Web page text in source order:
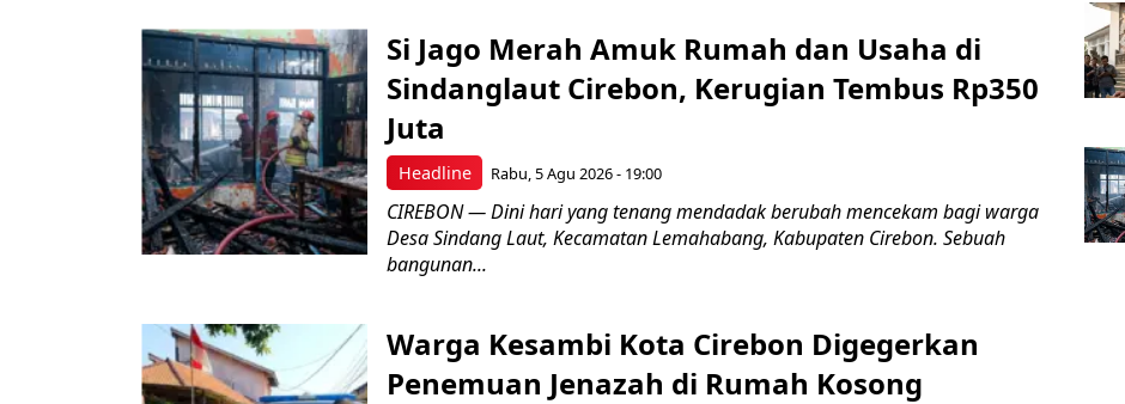
Headline
Si Jago Merah Amuk Rumah dan Usaha di
Sindanglaut Cirebon, Kerugian Tembus Rp350
Juta
Rabu, 5 Agu 2026 - 19:00
CIREBON — Dini hari yang tenang mendadak berubah mencekam bagi warga
Desa Sindang Laut, Kecamatan Lemahabang, Kabupaten Cirebon. Sebuah
bangunan...
Warga Kesambi Kota Cirebon Digegerkan
Penemuan Jenazah di Rumah Kosong